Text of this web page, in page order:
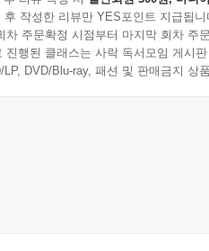
후 작성한 리뷰만 YES포인트 지급됩니
차 주문확정 시점부터 마지막 회차 주
진행된 클래스는 사락 독서모임 게시
LP, DVD/Blu-ray, 패션 및 판매금지 상